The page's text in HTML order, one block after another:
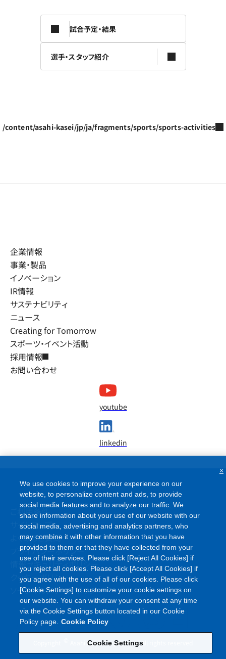
試合予定・結果
選手・スタッフ紹介
/content/asahi-kasei/jp/ja/fragments/sports/sports-activities
企業情報
事業・製品
イノベーション
IR情報
サステナビリティ
ニュース
Creating for Tomorrow
スポーツ・イベント活動
採用情報
お問い合わせ
youtube
linkedin
ご利用条件
サイトマップ
よくあるご質問
プライバシーポリシー
情報セキュリティポリシー
クッキーポリシー
ソーシャルメディアポリシー
Asahi Kasei Corporation. All rights reserved
We use cookies to improve your experience on our
website, to personalize content and ads, to provide
social media features and to analyze our traffic. We
share information about your use of our website with our
social media, advertising and analytics partners, who
may combine it with other information that you have
provided to them or that they have collected from your
use of their services. Please click [Reject All Cookies] if
you reject all cookies. Please click [Accept All Cookies] if
you agree with the use of all of our cookies. Please click
[Cookie Settings] to customize your cookie settings on
our website. You can withdraw your consent at any time
via the Cookie Settings button located in our Cookie
Policy page. Cookie Policy
Cookie Settings
×